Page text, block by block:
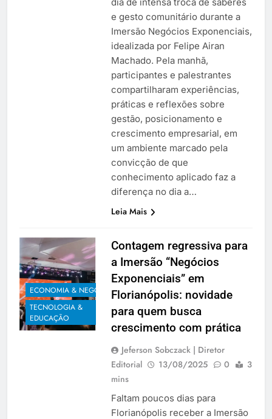
e gesto comunitário durante a
Imersão Negócios Exponenciais,
idealizada por Felipe Airan
Machado. Pela manhã,
participantes e palestrantes
compartilharam experiências,
práticas e reflexões sobre
gestão, posicionamento e
crescimento empresarial, em
um ambiente marcado pela
convicção de que
conhecimento aplicado faz a
diferença no dia a…
Leia Mais
ECONOMIA & NEGÓCIOS
TECNOLOGIA &
EDUCAÇÃO
Contagem regressiva para
a Imersão “Negócios
Exponenciais” em
Florianópolis: novidade
para quem busca
crescimento com prática
Jeferson Sobczack | Diretor
Editorial
13/08/2025 0
3
mins
Faltam poucos dias para
Florianópolis receber a Imersão